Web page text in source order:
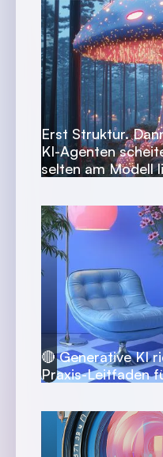
Erst Struktur.
KI-Agenten
selten am Modell
🔴 Generative KI
Praxis-Leitfaden